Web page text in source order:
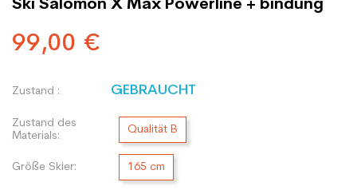
Ski Salomon X Max Powerline + bindung
99,00 €
Zustand : GEBRAUCHT
Zustand des
Materials:
Qualität B
Größe Skier: 165 cm